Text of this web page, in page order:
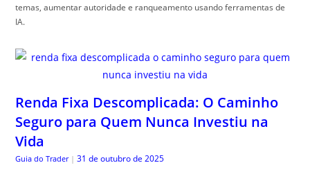
temas, aumentar autoridade e ranqueamento usando ferramentas de
IA.
Renda Fixa Descomplicada: O Caminho
Seguro para Quem Nunca Investiu na
Vida
Guia do Trader | 31 de outubro de 2025